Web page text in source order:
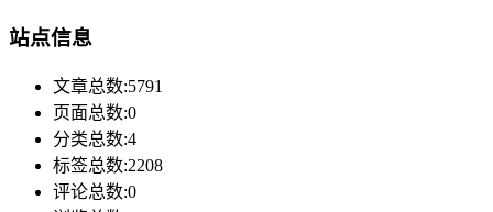
站点信息
文章总数:5791
页面总数:0
分类总数:4
标签总数:2208
评论总数:0